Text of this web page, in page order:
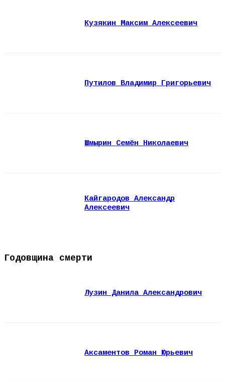
Кузякин Максим Алексеевич
Путилов Владимир Григорьевич
Шмырин Семён Николаевич
Кайгародов Александр
Алексеевич
Годовщина смерти
Лузин Данила Александрович
Аксаментов Роман Юрьевич